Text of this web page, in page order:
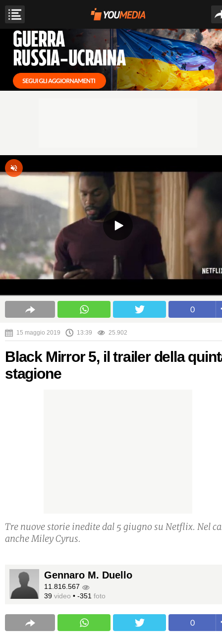
0
15 maggio 2019 13:39 25.902
Black Mirror 5, il trailer della
stagione
Tre nuove storie inedite dal 5 giugno su Netflix. Nel
anche Miley Cyrus.
Gennaro M. Duello
11.816.567
39 video • -351 foto
0